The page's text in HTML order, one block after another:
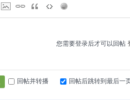
您需要登录后才可以回帖
回帖并转播 回帖后跳转到最后一